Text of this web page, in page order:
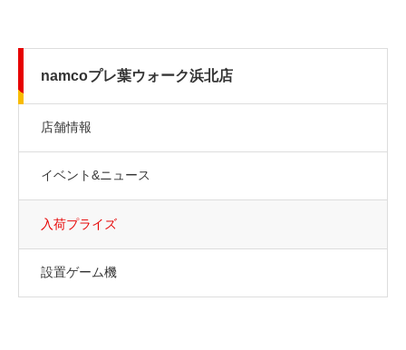
namcoプレ葉ウォーク浜北店
店舗情報
イベント&ニュース
入荷プライズ
設置ゲーム機